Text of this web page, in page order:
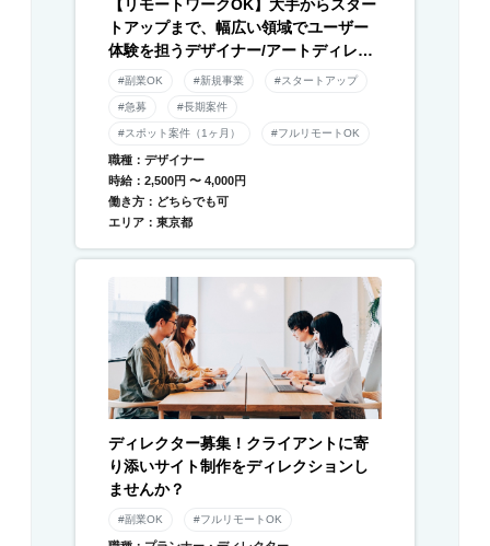
【リモートワークOK】大手からスター
トアップまで、幅広い領域でユーザー
体験を担うデザイナー/アートディレク
ター募集！
#副業OK #新規事業 #スタートアップ
#急募 #長期案件
#スポット案件（1ヶ月） #フルリモートOK
職種：デザイナー
時給：2,500円 〜 4,000円
働き方：どちらでも可
エリア：東京都
ディレクター募集！クライアントに寄
り添いサイト制作をディレクションし
ませんか？
#副業OK #フルリモートOK